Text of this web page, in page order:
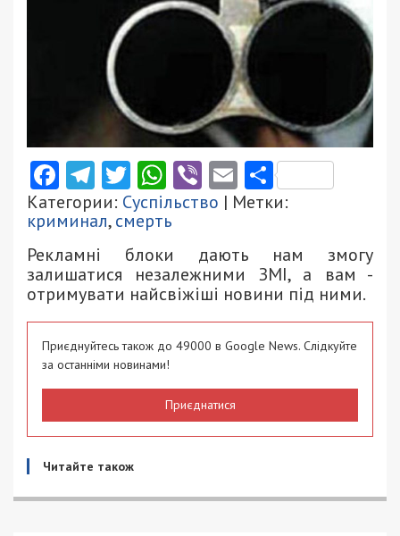
Facebook
Telegram
Twitter
WhatsApp
ViberEmail
Категории: Суспільство | Метки:
криминал,смерть
Рекламні блоки дають нам змогу
залишатися незалежними ЗМІ, а вам -
отримувати найсвіжіші новини під ними.
Приєднуйтесь також до 49000 в Google News. Слідкуйте
за останніми новинами!
Приєднатися
Читайте також